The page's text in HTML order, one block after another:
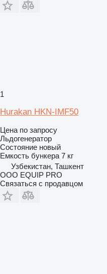
1
Hurakan HKN-IMF50
Цена по запросу
Льдогенератор
Состояние новый
Емкость бункера 7 кг
Узбекистан, Ташкент
OOO EQUIP PRO
Связаться с продавцом